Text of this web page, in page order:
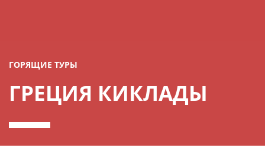
ГОРЯЩИЕ ТУРЫ
ГРЕЦИЯ КИКЛАДЫ